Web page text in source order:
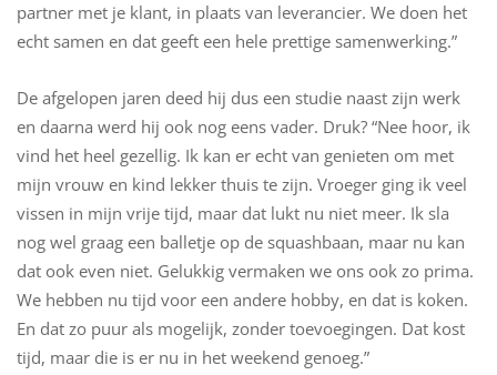
partner met je klant, in plaats van leverancier. We doen het
echt samen en dat geeft een hele prettige samenwerking.”
De afgelopen jaren deed hij dus een studie naast zijn werk
en daarna werd hij ook nog eens vader. Druk? “Nee hoor, ik
vind het heel gezellig. Ik kan er echt van genieten om met
mijn vrouw en kind lekker thuis te zijn. Vroeger ging ik veel
vissen in mijn vrije tijd, maar dat lukt nu niet meer. Ik sla
nog wel graag een balletje op de squashbaan, maar nu kan
dat ook even niet. Gelukkig vermaken we ons ook zo prima.
We hebben nu tijd voor een andere hobby, en dat is koken.
En dat zo puur als mogelijk, zonder toevoegingen. Dat kost
tijd, maar die is er nu in het weekend genoeg.”